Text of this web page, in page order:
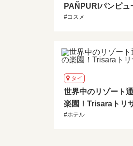
PAÑPURIパンピュ
#コスメ
タイ
世界中のリゾート
楽園！Trisaraトリ
#ホテル